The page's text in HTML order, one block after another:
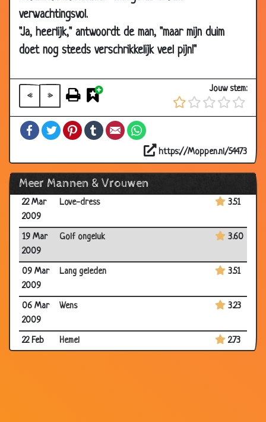
verwachtingsvol.
"Ja, heerlijk," antwoordt de man, "maar mijn duim
doet nog steeds verschrikkelijk veel pijn!"
« »
Jouw stem:
FacebookTwitterPinterestTumblrEmail
https://Moppen.nl/54473
Meer Mannen & Vrouwen
2009
14 Apr
2009
Domme vrouw.
2009
08 Apr
Geld 2.95
02 Apr
Niet getrouwd
2009
22 Mar
2009
Love-dress 3.51
19 Mar
2009
Golf ongeluk 3.60
09 Mar
2009
Lang geleden 3.51
06 Mar
2009
Wens 3.23
22 Feb
Hemel 2.73